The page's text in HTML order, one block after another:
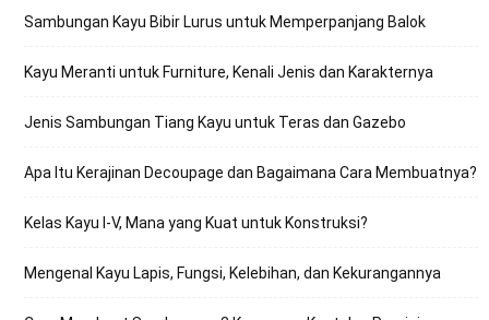
Sambungan Kayu Bibir Lurus untuk Memperpanjang Balok
Kayu Meranti untuk Furniture, Kenali Jenis dan Karakternya
Jenis Sambungan Tiang Kayu untuk Teras dan Gazebo
Apa Itu Kerajinan Decoupage dan Bagaimana Cara Membuatnya?
Kelas Kayu I-V, Mana yang Kuat untuk Konstruksi?
Mengenal Kayu Lapis, Fungsi, Kelebihan, dan Kekurangannya